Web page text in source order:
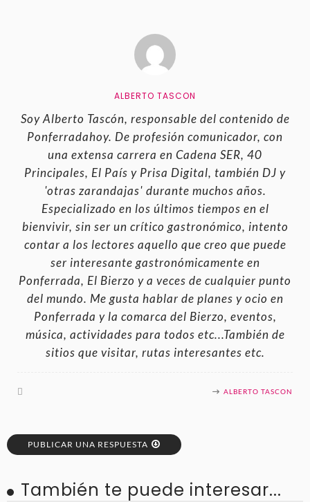
ALBERTO TASCON
Soy Alberto Tascón, responsable del contenido de
Ponferradahoy. De profesión comunicador, con
una extensa carrera en Cadena SER, 40
Principales, El País y Prisa Digital, también DJ y
'otras zarandajas' durante muchos años.
Especializado en los últimos tiempos en el
bienvivir, sin ser un crítico gastronómico, intento
contar a los lectores aquello que creo que puede
ser interesante gastronómicamente en
Ponferrada, El Bierzo y a veces de cualquier punto
del mundo. Me gusta hablar de planes y ocio en
Ponferrada y la comarca del Bierzo, eventos,
música, actividades para todos etc...También de
sitios que visitar, rutas interesantes etc.
ALBERTO TASCON
PUBLICAR UNA RESPUESTA
También te puede interesar...